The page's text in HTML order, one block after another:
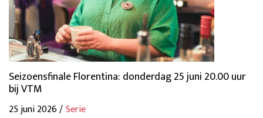
Seizoensfinale Florentina: donderdag 25 juni 20.00 uur
bij VTM
25 juni 2026 /Serie